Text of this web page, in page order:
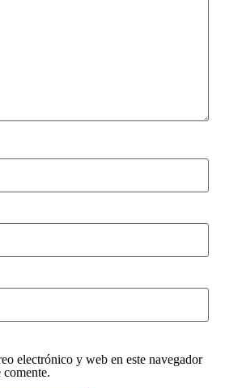
electrónico y web en este navegador